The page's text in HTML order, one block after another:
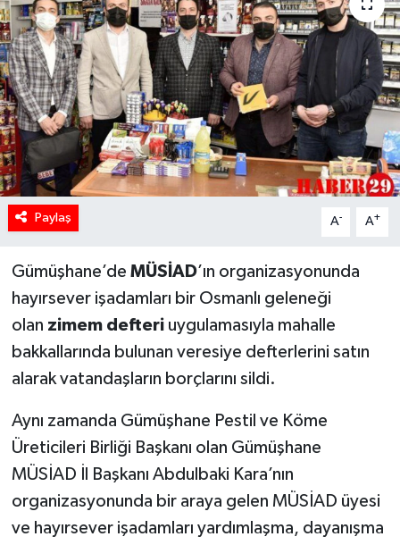
Paylaş A- A+
Gümüşhane’de MÜSİAD’ın organizasyonunda
hayırsever işadamları bir Osmanlı geleneği
olan zimem defteriuygulamasıyla mahalle
bakkallarında bulunan veresiye defterlerini satın
alarak vatandaşların borçlarını sildi.
Aynı zamanda Gümüşhane Pestil ve Köme
Üreticileri Birliği Başkanı olan Gümüşhane
MÜSİAD İl Başkanı Abdulbaki Kara’nın
organizasyonunda bir araya gelen MÜSİAD üyesi
ve hayırsever işadamları yardımlaşma, dayanışma